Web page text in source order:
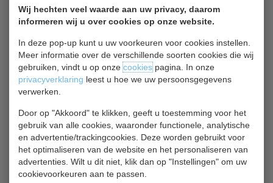
Wij hechten veel waarde aan uw privacy, daarom
informeren wij u over cookies op onze website.
In deze pop-up kunt u uw voorkeuren voor cookies instellen.
Meer informatie over de verschillende soorten cookies die wij
gebruiken, vindt u op onzecookiespagina. In onze
privacyverklaring leest u hoe we uw persoonsgegevens
verwerken.
Door op "Akkoord" te klikken, geeft u toestemming voor het
gebruik van alle cookies, waaronder functionele, analytische
en advertentie/trackingcookies. Deze worden gebruikt voor
het optimaliseren van de website en het personaliseren van
advertenties. Wilt u dit niet, klik dan op "Instellingen" om uw
cookievoorkeuren aan te passen.
Zijn de bakken recyclebaar?
magnetronbakken worden aangeboden voor recycling. Bij
te ernstige vervuiling worden ze niet geaccepteerd,
omdat dit het recyclingproces kan verstoren.
Verpakkingseenheid: 250
Inhoud: 100cl
Dimensions: 7,7(h) x 12(b) x 17,5(d)cm
Materiaal: Polypropyleen, homopolymeer
Gewicht: 45g